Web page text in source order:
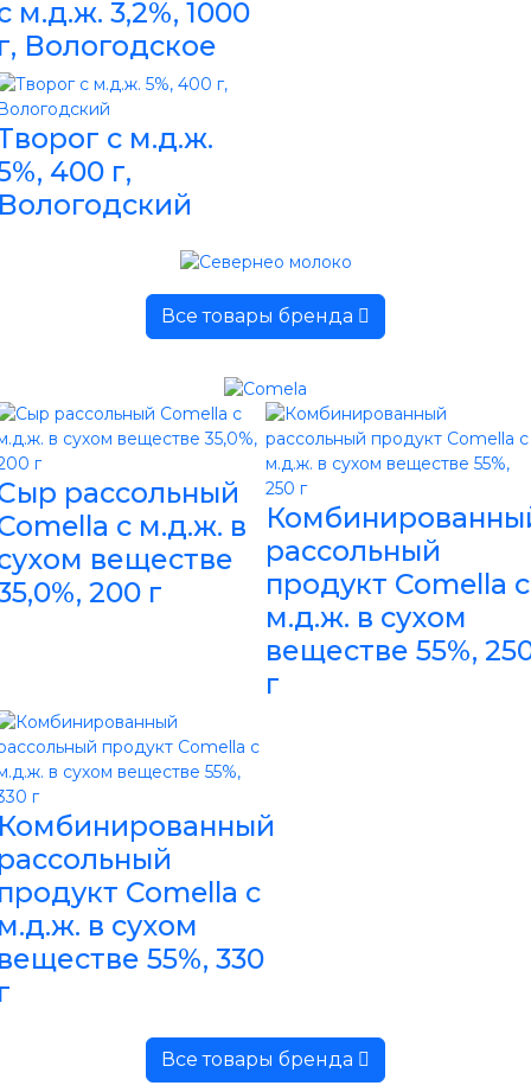
м.д.ж. 3,2%, 1000
Вологодское
с м.д.ж.
400 г,
Все товары бренда
рассольный
с м.д.ж. в
веществе
200 г
рассольный
продукт Comella с
м.д.ж. в сухом
веществе 55%,
г
Comella с
в сухом
55%, 330
Все товары бренда